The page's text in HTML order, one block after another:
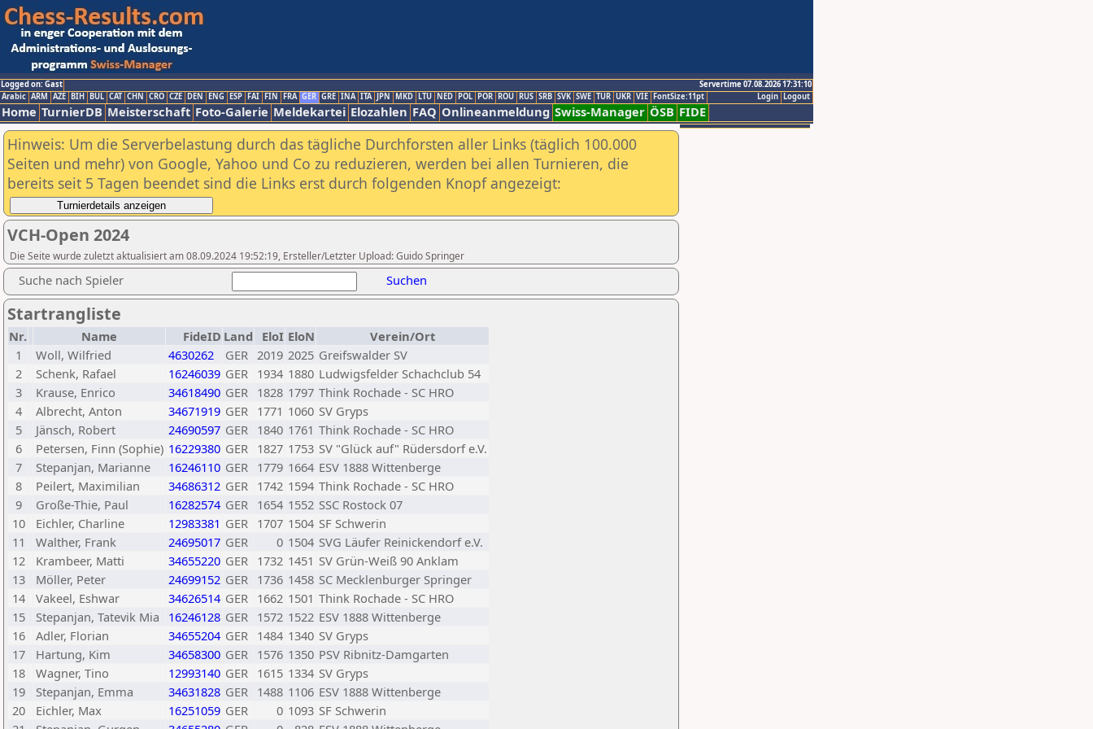
Logged on: Gast
Servertime 07.08.2026 17:31:10
Logout
Login
Arabic ARM AZE BIH BUL CAT CHN CRO CZE DEN ENG ESP FAI FIN FRA GER GRE INA ITA JPN MKD LTU NED POL POR ROU RUS SRB SVK SWE TUR UKR VIE FontSize:11pt
Home TurnierDB Meisterschaft Foto-Galerie Meldekartei Elozahlen FAQ Onlineanmeldung Swiss-Manager ÖSB FIDE
Hinweis: Um die Serverbelastung durch das tägliche Durchforsten aller Links (täglich 100.000
Seiten und mehr) von Google, Yahoo und Co zu reduzieren, werden bei allen Turnieren, die
bereits seit 5 Tagen beendet sind die Links erst durch folgenden Knopf angezeigt:
VCH-Open 2024
Die Seite wurde zuletzt aktualisiert am 08.09.2024 19:52:19, Ersteller/Letzter Upload: Guido Springer
Suche nach Spieler Suchen
Startrangliste
Nr. Name FideID Land EloI EloN
Verein/Ort
1
Woll, Wilfried 4630262 GER 2019 2025 Greifswalder SV
2
Schenk, Rafael 16246039 GER 1934 1880 Ludwigsfelder Schachclub 54
3
Krause, Enrico 34618490 GER 1828 1797 Think Rochade - SC HRO
4
Albrecht, Anton 34671919 GER 1771 1060 SV Gryps
5
Jänsch, Robert 24690597 GER 1840 1761 Think Rochade - SC HRO
6
Petersen, Finn (Sophie) 16229380 GER 1827 1753 SV "Glück auf" Rüdersdorf e.V.
7
Stepanjan, Marianne 16246110 GER 1779 1664 ESV 1888 Wittenberge
8
Peilert, Maximilian 34686312 GER 1742 1594 Think Rochade - SC HRO
9
Große-Thie, Paul 16282574 GER 1654 1552 SSC Rostock 07
10
Eichler, Charline 12983381 GER 1707 1504 SF Schwerin
11
Walther, Frank 24695017 GER 0 1504 SVG Läufer Reinickendorf e.V.
12
Krambeer, Matti 34655220 GER 1732 1451 SV Grün-Weiß 90 Anklam
13
Möller, Peter 24699152 GER 1736 1458 SC Mecklenburger Springer
14
Vakeel, Eshwar 34626514 GER 1662 1501 Think Rochade - SC HRO
15
Stepanjan, Tatevik Mia 16246128 GER 1572 1522 ESV 1888 Wittenberge
16
Adler, Florian 34655204 GER 1484 1340 SV Gryps
17
Hartung, Kim 34658300 GER 1576 1350 PSV Ribnitz-Damgarten
18
Wagner, Tino 12993140 GER 1615 1334 SV Gryps
19
Stepanjan, Emma 34631828 GER 1488 1106 ESV 1888 Wittenberge
20
Eichler, Max 16251059 GER 0 1093 SF Schwerin